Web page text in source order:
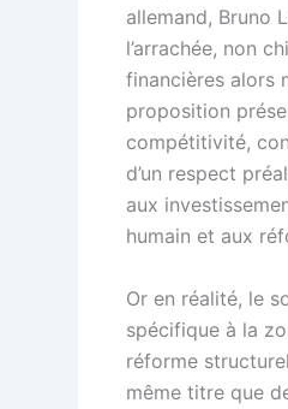
allemand, Bruno
l’arrachée, non
financières alors
proposition
compétitivité,
d’un respect
aux
humain et aux
Or en réalité, le
spécifique à la
réforme
même titre que